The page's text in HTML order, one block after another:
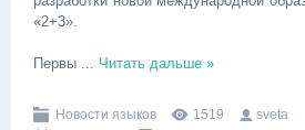
«2+3».
Первы ... Читать дальше »
Новости языков 1519
sveta